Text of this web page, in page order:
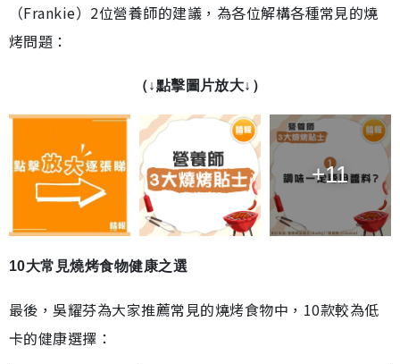
（Frankie）2位營養師的建議，為各位解構各種常見的燒
烤問題：
（↓點擊圖片放大↓）
+11
10大常見燒烤食物健康之選
最後，吳耀芬為大家推薦常見的燒烤食物中，10款較為低
卡的健康選擇：